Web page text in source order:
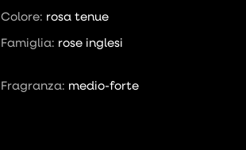
Colore: rosa tenue
Famiglia: rose inglesi
Fragranza: medio-forte